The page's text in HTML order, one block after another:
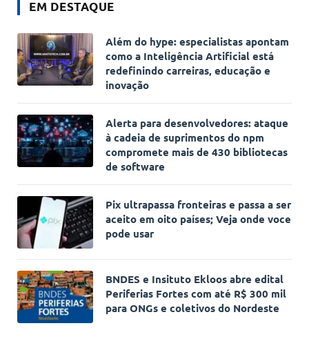
EM DESTAQUE
Além do hype: especialistas apontam
como a Inteligência Artificial está
redefinindo carreiras, educação e
inovação
Alerta para desenvolvedores: ataque
à cadeia de suprimentos do npm
compromete mais de 430 bibliotecas
de software
Pix ultrapassa fronteiras e passa a ser
aceito em oito países; Veja onde voce
pode usar
BNDES e Insituto Ekloos abre edital
Periferias Fortes com até R$ 300 mil
para ONGs e coletivos do Nordeste